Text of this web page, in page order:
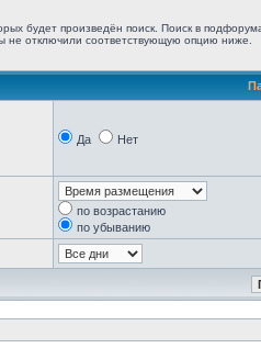
будет произведён поиск. Поиск в
не отключили соответствующую опцию ниже.
Да Нет
по возрастанию
по убыванию